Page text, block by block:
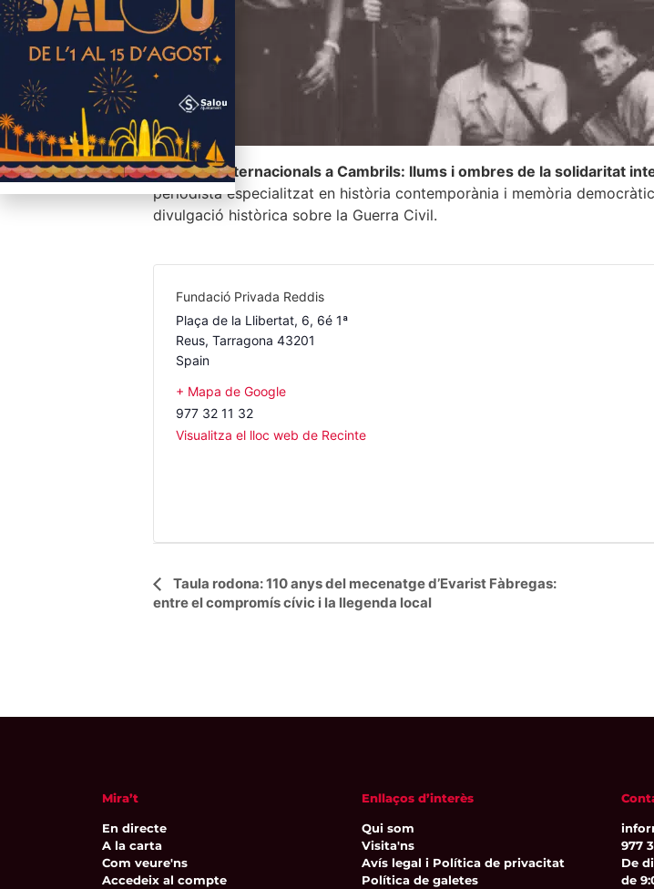
Brigades Internacionals a Cambrils: llums i ombres de la solidaritat
periodista especialitzat en història contemporània i memòria
divulgació històrica sobre la Guerra Civil.
Fundació Privada Reddis
Plaça de la Llibertat, 6, 6é 1ª
Reus, Tarragona 43201
Spain
+ Mapa de Google
977 32 11 32
Visualitza el lloc web de Recinte
Navegació
d'Esdeveniment
Taula rodona: 110 anys del mecenatge d’Evarist Fàbregas:
entre el compromís cívic i la llegenda local
Mira’t
En directe
A la carta
Com veure'ns
Accedeix al compte
Enllaços d’interès
Qui som
Visita'ns
Avís legal i Política de privacitat
Política de galetes
977
De
de